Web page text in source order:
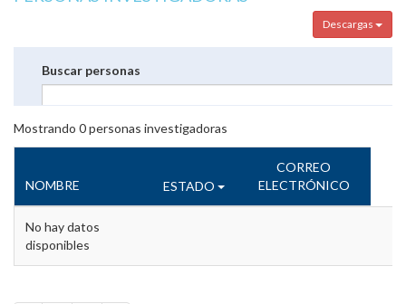
Descargas
Buscar personas
Mostrando 0personas investigadoras
NOMBRE ESTADO
CORREO
ELECTRÓNICO
No hay datos
disponibles